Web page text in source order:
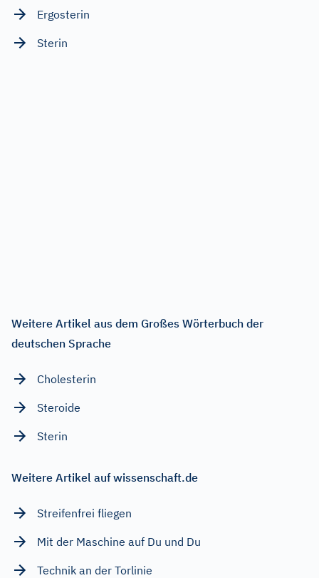
Ergosterin
Sterin
Weitere Artikel aus dem Großes Wörterbuch der
deutschen Sprache
Cholesterin
Steroide
Sterin
Weitere Artikel auf wissenschaft.de
Streifenfrei fliegen
Mit der Maschine auf Du und Du
Technik an der Torlinie